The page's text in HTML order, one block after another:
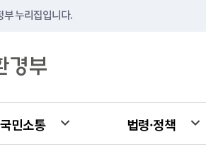
부 누리집입니다.
국민소통 법령·정책